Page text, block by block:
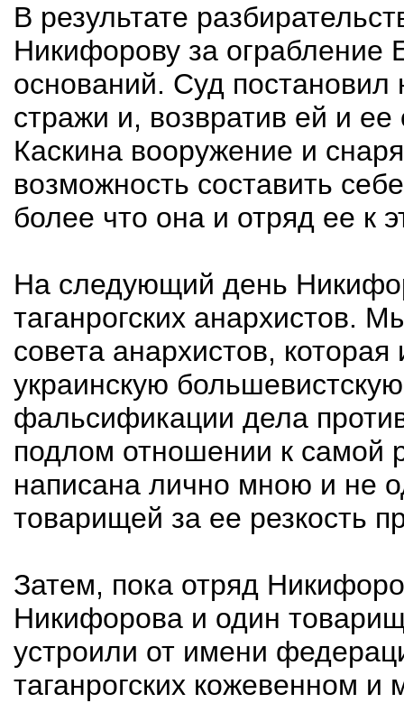
В результате
Никифорову за ограбление
оснований. Суд
стражи и, возвратив ей и
Каскина вооружение и
возможность составить
более что она и отряд ее к
На следующий день
таганрогских анархистов.
совета анархистов,
украинскую
фальсификации дела
подлом отношении к самой
написана лично мною и не
товарищей за ее резкость
Затем, пока отряд
Никифорова и один
устроили от имени
таганрогских кожевенном и